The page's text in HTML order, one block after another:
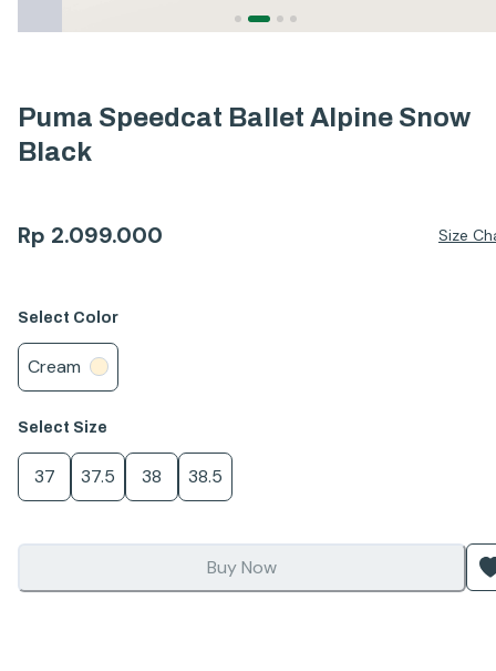
Puma Speedcat Ballet Alpine Snow
Black
Rp 2.099.000 Size
Select Color
Cream
Select Size
37 37.5 38 38.5
Buy Now